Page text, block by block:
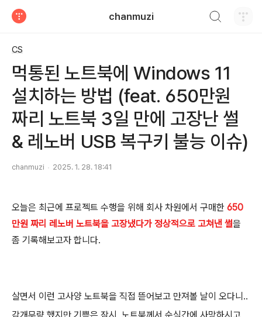
chanmuzi
CS
먹통된 노트북에 Windows 11
설치하는 방법 (feat. 650만원
짜리 노트북 3일 만에 고장난 썰
& 레노버 USB 복구키 불능 이슈)
chanmuzi 2025. 1. 28. 18:41
오늘은 최근에 프로젝트 수행을 위해 회사 차원에서 구매한 650
만원 짜리 레노버 노트북을 고장냈다가 정상적으로 고쳐낸 썰을
좀 기록해보고자 합니다.
살면서 이런 고사양 노트북을 직접 뜯어보고 만져볼 날이 오다니..